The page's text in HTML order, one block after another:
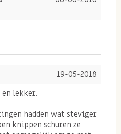
de biologische
Onze favoriete gezonde
absoluut het proberen
sinaasappel
19-05-2018
en lekker.
hadden wat steviger
knippen schuren ze